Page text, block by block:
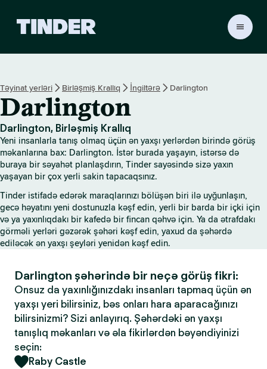
r
H
o
m
e
Təyinat yerləri Birləşmiş Krallıq İngiltərə Darlington
Darlington
Darlington, Birləşmiş Krallıq
Yeni insanlarla tanış olmaq üçün ən yaxşı yerlərdən birində görüş
məkanlarına bax: Darlington. İstər burada yaşayın, istərsə də
buraya bir səyahət planlaşdırın, Tinder sayəsində sizə yaxın
yaşayan bir çox yerli sakin tapacaqsınız.
Tinder istifadə edərək maraqlarınızı bölüşən biri ilə uyğunlaşın,
gecə həyatını yeni dostunuzla kəşf edin, yerli bir barda bir içki için
və ya yaxınlıqdakı bir kafedə bir fincan qəhvə için. Ya da ətrafdakı
görməli yerləri gəzərək şəhəri kəşf edin, yaxud da şəhərdə
ediləcək ən yaxşı şeyləri yenidən kəşf edin.
Darlington şəhərində bir neçə görüş fikri:
Onsuz da yaxınlığınızdakı insanları tapmaq üçün ən
yaxşı yeri bilirsiniz, bəs onları hara aparacağınızı
bilirsinizmi? Sizi anlayırıq. Şəhərdəki ən yaxşı
tanışlıq məkanları və əla fikirlərdən bəyəndiyinizi
seçin:
Raby Castle